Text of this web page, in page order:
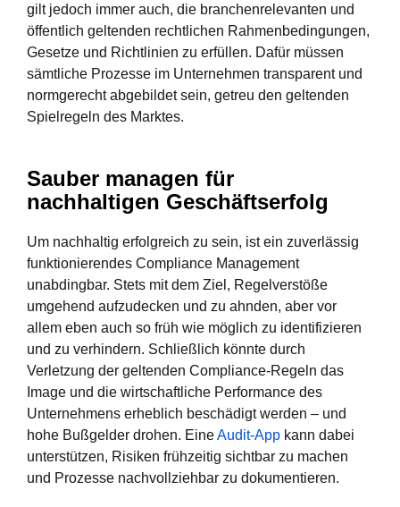
gilt jedoch immer auch, die branchenrelevanten und
öffentlich geltenden rechtlichen Rahmenbedingungen,
Gesetze und Richtlinien zu erfüllen. Dafür müssen
sämtliche Prozesse im Unternehmen transparent und
normgerecht abgebildet sein, getreu den geltenden
Spielregeln des Marktes.
Sauber managen für
nachhaltigen Geschäftserfolg
Um nachhaltig erfolgreich zu sein, ist ein zuverlässig
funktionierendes Compliance Management
unabdingbar. Stets mit dem Ziel, Regelverstöße
umgehend aufzudecken und zu ahnden, aber vor
allem eben auch so früh wie möglich zu identifizieren
und zu verhindern. Schließlich könnte durch
Verletzung der geltenden Compliance-Regeln das
Image und die wirtschaftliche Performance des
Unternehmens erheblich beschädigt werden – und
hohe Bußgelder drohen. EineAudit-App kann dabei
unterstützen, Risiken frühzeitig sichtbar zu machen
und Prozesse nachvollziehbar zu dokumentieren.